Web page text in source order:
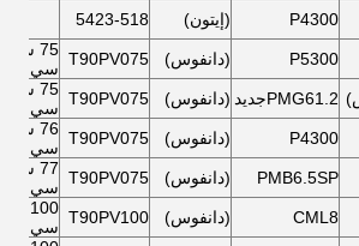
P4300 (إيتون) 5423-518
P5300 (دانفوس) T90PV075
75 سي
سي
PMG61.2جديد (دانفوس) T90PV075
75 سي
سي
P4300 (دانفوس) T90PV075
76 سي
سي
PMB6.5SP (دانفوس) T90PV075
77 سي
سي
CML8 (دانفوس) T90PV100 سي